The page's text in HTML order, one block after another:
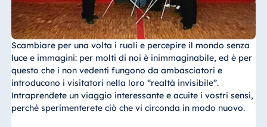
Scambiare per una volta i ruoli e percepire il mondo senza
luce e immagini: per molti di noi è inimmaginabile, ed è per
questo che i non vedenti fungono da ambasciatori e
introducono i visitatori nella loro “realtà invisibile”.
Intraprendete un viaggio interessante e acuite i vostri sensi,
perché sperimenterete ciò che vi circonda in modo nuovo.